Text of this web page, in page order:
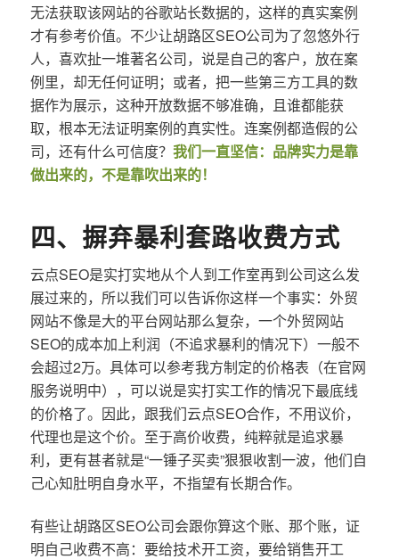
无法获取该网站的谷歌站长数据的，这样的真实案例
才有参考价值。不少让胡路区SEO公司为了忽悠外行
人，喜欢扯一堆著名公司，说是自己的客户，放在案
例里，却无任何证明；或者，把一些第三方工具的数
据作为展示，这种开放数据不够准确，且谁都能获
取，根本无法证明案例的真实性。连案例都造假的公
司，还有什么可信度？ 我们一直坚信：品牌实力是靠
做出来的，不是靠吹出来的！
四、摒弃暴利套路收费方式
云点SEO是实打实地从个人到工作室再到公司这么发
展过来的，所以我们可以告诉你这样一个事实：外贸
网站不像是大的平台网站那么复杂，一个外贸网站
SEO的成本加上利润（不追求暴利的情况下）一般不
会超过2万。具体可以参考我方制定的价格表（在官网
服务说明中），可以说是实打实工作的情况下最底线
的价格了。因此，跟我们云点SEO合作，不用议价，
代理也是这个价。至于高价收费，纯粹就是追求暴
利，更有甚者就是“一锤子买卖”狠狠收割一波，他们自
己心知肚明自身水平，不指望有长期合作。
有些让胡路区SEO公司会跟你算这个账、那个账，证
明自己收费不高：要给技术开工资，要给销售开工